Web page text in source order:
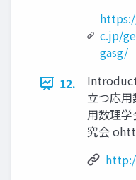
c.jp/
gasg/
12.
立つ応
用数理
究会